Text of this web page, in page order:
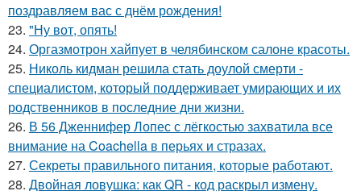
поздравляем вас с днём рождения!
23. "Ну вот, опять!
24. Оргазмотрон хайпует в челябинском салоне красоты.
25. Николь кидман решила стать доулой смерти -
специалистом, который поддерживает умирающих и их
родственников в последние дни жизни.
26. В 56 Дженнифер Лопес с лёгкостью захватила все
внимание на Coachella в перьях и стразах.
27. Секреты правильного питания, которые работают.
28. Двойная ловушка: как QR - код раскрыл измену.